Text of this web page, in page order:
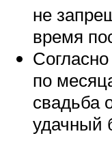
не
время
по
свадьба
удачный